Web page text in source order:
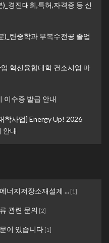
경진대회,특허,자격증 등 신
)_탄중학과 부복수전공 졸업
혁신융합대학 컨소시엄 마
이수증 발급 안내
학사업] Energy Up! 2026
안내
너지저장소재설계 ... [1]
관련 문의 [2]
이 있습니다 [1]